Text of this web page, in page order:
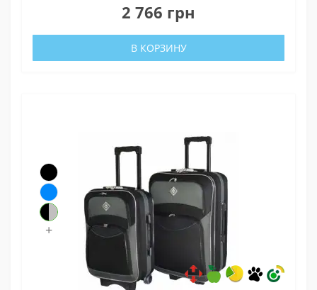
2 766 грн
В КОРЗИНУ
+